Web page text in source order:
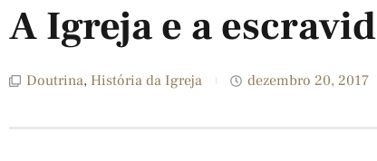
A Igreja e a
Doutrina, História da Igreja dezembro 20, 2017